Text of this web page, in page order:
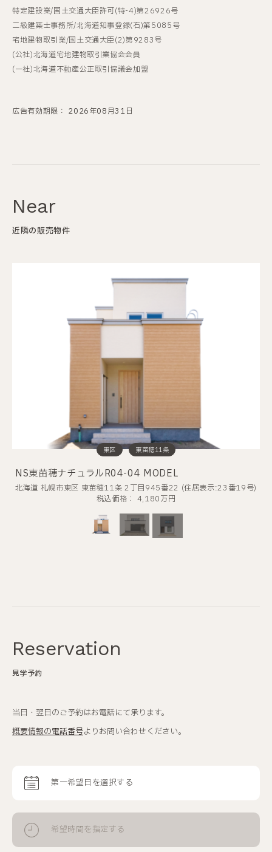
特定建設業/国土交通大臣許可(特-4)第26926号
二級建築士事務所/北海道知事登録(石)第5085号
宅地建物取引業/国土交通大臣(2)第9283号
(公社)北海道宅地建物取引業協会会員
(一社)北海道不動産公正取引協議会加盟
広告有効期限： 2026年08月31日
Near
近隣の販売物件
白石区 北郷6条8丁目
TY北郷R08-02
北海道 札幌市白石区 北郷6条8丁目 2番31(地番)
税込価格： 4,490万円
東区 東苗穂11条
NS東苗穂ナチュラルR04-04 MODEL
北海道 札幌市東区 東苗穂11条 2丁目945番22 (住居表示:23番19号)
税込価格： 4,180万円
西区 発寒12条11丁目
NS発寒R08-01
北海道 札幌市西区 発寒12条11丁目 1020番564(地番)
税込価格： 5,580万円
白石区 北郷6条8丁目
TY北郷R08-02
北海道 札幌市白石区 北郷6条8丁目 2番31(地番)
税込価格： 4,490万円
東区 東苗穂11条
NS東苗穂ナチュラルR04-04 MODEL
北海道 札幌市東区 東苗穂11条 2丁目945番22 (住居表示:23番19号)
税込価格： 4,180万円
Reservation
見学予約
当日・翌日のご予約はお電話にて承ります。
概要情報の電話番号よりお問い合わせください。
第一希望日を選択する
希望時間を指定する